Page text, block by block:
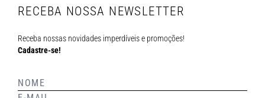
RECEBA NOSSA NEWSLETTER
Receba nossas novidades imperdíveis e promoções!
Cadastre-se!